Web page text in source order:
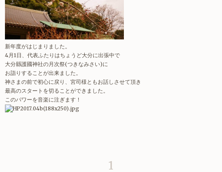
新年度がはじまりました。
4月1日、代表ふたりはちょうど大分に出張中で
大分縣護國神社の月次祭(つきなみさい)に
お詣りすることが出来ました。
神さまの前で初心に戻り、宮司様ともお話しさせて頂き
最高のスタートを切ることができました。
このパワーを音楽に注ぎます！
1